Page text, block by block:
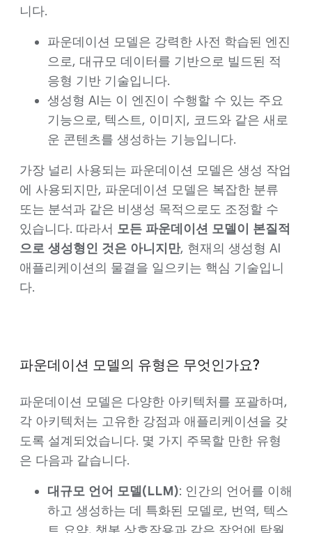
니다.
파운데이션 모델은 강력한 사전 학습된 엔진
으로, 대규모 데이터를 기반으로 빌드된 적
응형 기반 기술입니다.
생성형 AI는 이 엔진이 수행할 수 있는 주요
기능으로, 텍스트, 이미지, 코드와 같은 새로
운 콘텐츠를 생성하는 기능입니다.
가장 널리 사용되는 파운데이션 모델은 생성 작업
에 사용되지만, 파운데이션 모델은 복잡한 분류
또는 분석과 같은 비생성 목적으로도 조정할 수
있습니다. 따라서 모든 파운데이션 모델이 본질적
으로 생성형인 것은 아니지만, 현재의 생성형 AI
애플리케이션의 물결을 일으키는 핵심 기술입니
다.
파운데이션 모델의 유형은 무엇인가요?
파운데이션 모델은 다양한 아키텍처를 포괄하며,
각 아키텍처는 고유한 강점과 애플리케이션을 갖
도록 설계되었습니다. 몇 가지 주목할 만한 유형
은 다음과 같습니다.
대규모 언어 모델(LLM): 인간의 언어를 이해
하고 생성하는 데 특화된 모델로, 번역, 텍스